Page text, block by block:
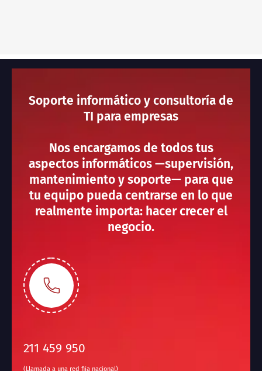
Soporte informático y consultoría de
TI para empresas
Nos encargamos de todos tus
aspectos informáticos —supervisión,
mantenimiento y soporte— para que
tu equipo pueda centrarse en lo que
realmente importa: hacer crecer el
negocio.
211 459 950
(Llamada a una red fija nacional)